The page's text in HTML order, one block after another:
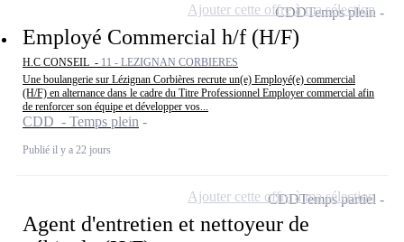
Employé Commercial h/f (H/F)
H.C CONSEIL - 11 - LEZIGNAN CORBIERES
Une boulangerie sur Lézignan Corbières recrute un(e) Employé(e) commercial
(H/F) en alternance dans le cadre du Titre Professionnel Employer commercial afin
de renforcer son équipe et développer vos...
CDD - Temps plein
Publié il y a 22 jours
CDDTemps plein
Ajouter cette offre à ma sélection
Agent d'entretien et nettoyeur de
CDDTemps partiel
Ajouter cette offre à ma sélection